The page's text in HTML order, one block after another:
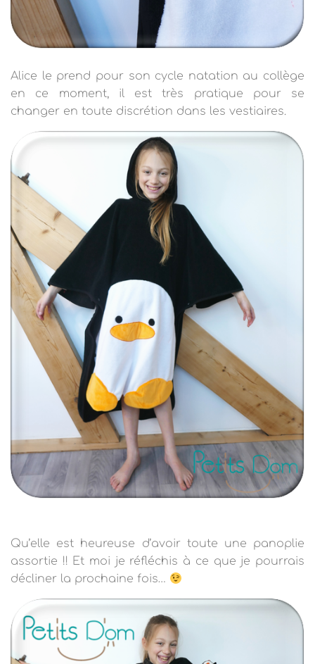
Alice le prend pour son cycle natation au collège
en ce moment, il est très pratique pour se
changer en toute discrétion dans les vestiaires.
Qu’elle est heureuse d’avoir toute une panoplie
assortie !! Et moi je réfléchis à ce que je pourrais
décliner la prochaine fois…